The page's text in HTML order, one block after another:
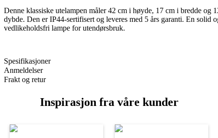
Denne klassiske utelampen måler 42 cm i høyde, 17 cm i bredde og
dybde. Den er IP44-sertifisert og leveres med 5 års garanti. En solid
vedlikeholdsfri lampe for utendørsbruk.
Spesifikasjoner
Anmeldelser
Frakt og retur
Inspirasjon fra våre kunder